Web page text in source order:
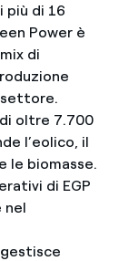
più di 16
Power è
di
settore.
oltre 7.700
l’eolico, il
le biomasse.
di EGP
nel
gestisce